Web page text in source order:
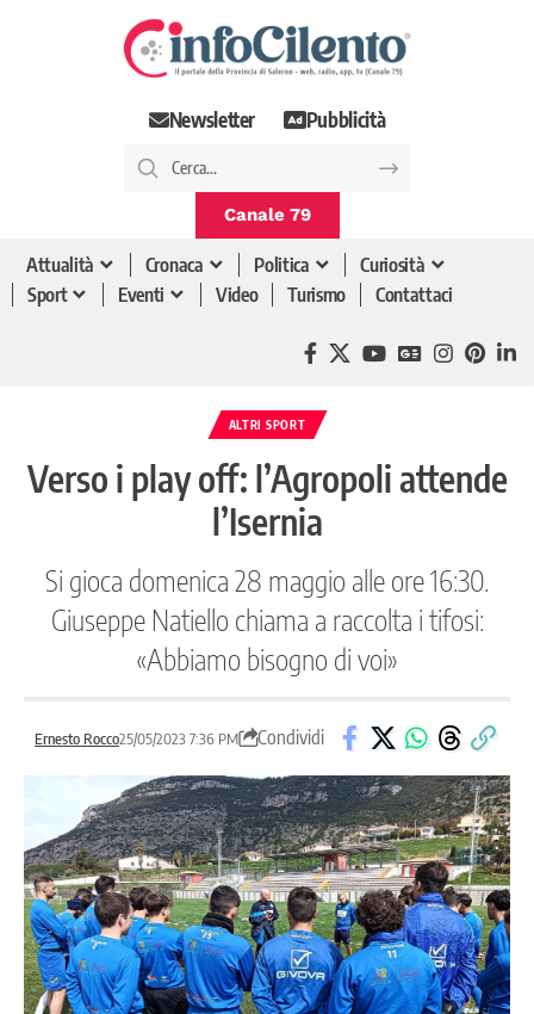
Newsletter Pubblicità
Canale 79
Attualità Cronaca Politica
Curiosità
Sport
Eventi Video Turismo Contattaci
ALTRI SPORT
Verso i play off: l’Agropoli attende
l’Isernia
Si gioca domenica 28 maggio alle ore 16:30.
Giuseppe Natiello chiama a raccolta i tifosi:
«Abbiamo bisogno di voi»
Ernesto Rocco25/05/2023 7:36 PM Condividi